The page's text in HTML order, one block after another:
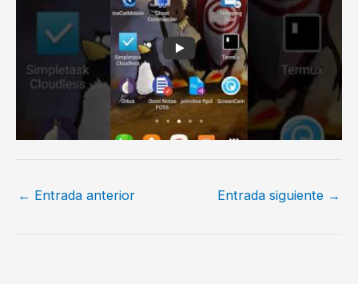
← Entrada anterior Entrada siguiente →